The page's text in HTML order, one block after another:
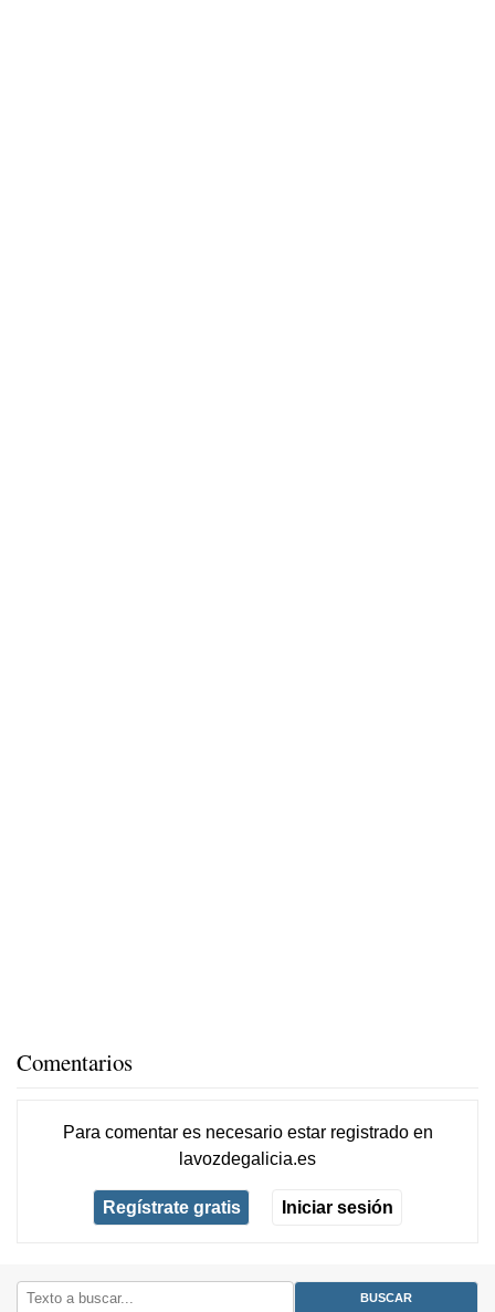
Comentarios
Para comentar es necesario estar registradoen
lavozdegalicia.es
Regístrate gratis Iniciar sesión